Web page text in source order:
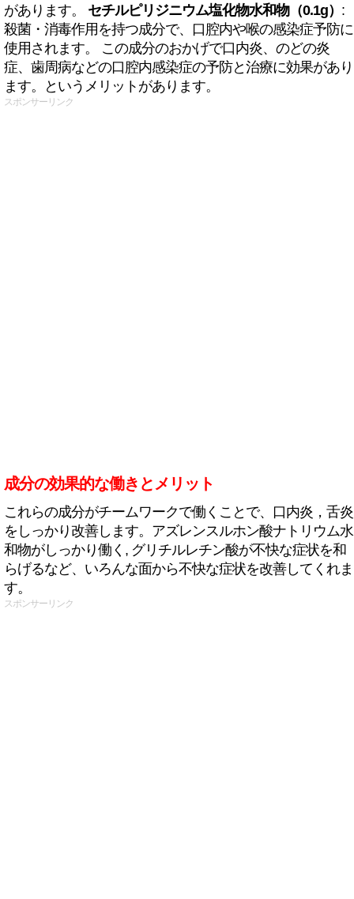
があります。 セチルピリジニウム塩化物水和物（0.1g） :
殺菌・消毒作用を持つ成分で、口腔内や喉の感染症予防に
使用されます。 この成分のおかげで口内炎、のどの炎
症、歯周病などの口腔内感染症の予防と治療に効果があり
ます。というメリットがあります。
スポンサーリンク
成分の効果的な働きとメリット
これらの成分がチームワークで働くことで、口内炎，舌炎
をしっかり改善します。アズレンスルホン酸ナトリウム水
和物がしっかり働く, グリチルレチン酸が不快な症状を和
らげるなど、いろんな面から不快な症状を改善してくれま
す。
スポンサーリンク